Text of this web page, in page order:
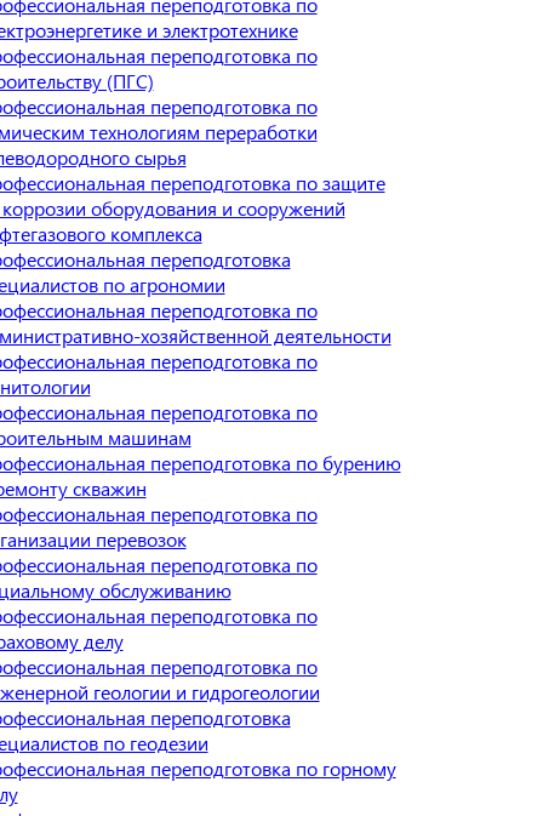
и электротехнике
переподготовка по
(ПГС)
переподготовка по
технологиям переработки
сырья
переподготовка по защите
оборудования и сооружений
комплекса
переподготовка
по агрономии
переподготовка по
хозяйственной деятельности
переподготовка по
переподготовка по
машинам
переподготовка по бурению
скважин
переподготовка по
перевозок
переподготовка по
обслуживанию
переподготовка по
делу
переподготовка по
геологии и гидрогеологии
переподготовка
по геодезии
переподготовка по горному